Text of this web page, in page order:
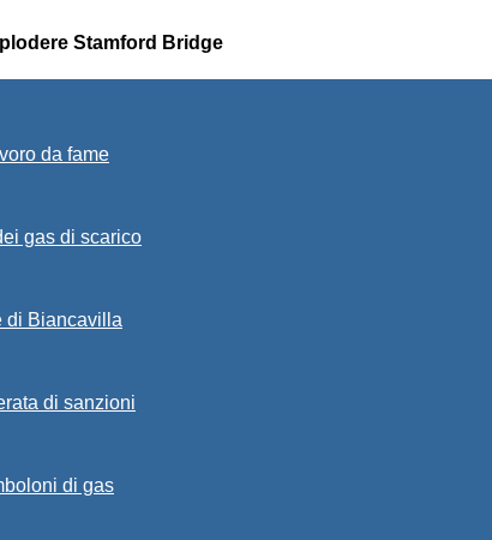
Stamford Bridge
da fame
gas di scarico
di Biancavilla
di sanzioni
di gas